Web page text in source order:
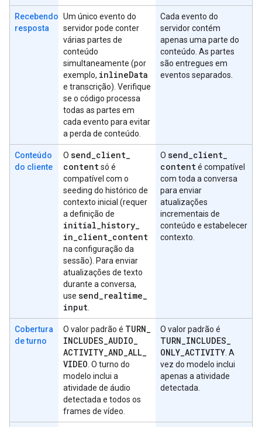
Recebendo
resposta
Um único evento do
servidor pode conter
várias partes de
conteúdo
simultaneamente (por
exemplo, inlineData
e transcrição). Verifique
se o código processa
todas as partes em
cada evento para evitar
a perda de conteúdo.
Cada evento do
servidor contém
apenas uma parte do
conteúdo. As partes
são entregues em
eventos separados.
Conteúdo
do cliente
O send_client_
contentsó é
compatível com o
seeding do histórico de
contexto inicial (requer
a definição de
initial_history_
in_client_content
na configuração da
sessão). Para enviar
atualizações de texto
durante a conversa,
use send_realtime_
input
O send_client_
contenté compatível
com toda a conversa
para enviar
atualizações
incrementais de
conteúdo e estabelecer
contexto.
Cobertura
de turno
O valor padrão é TURN_
INCLUDES_AUDIO_
ACTIVITY_AND_ALL_
VIDEO . O turno do
modelo inclui a
atividade de áudio
detectada e todos os
frames de vídeo.
O valor padrão é
TURN_INCLUDES_
ONLY_ACTIVITY . A
vez do modelo inclui
apenas a atividade
detectada.